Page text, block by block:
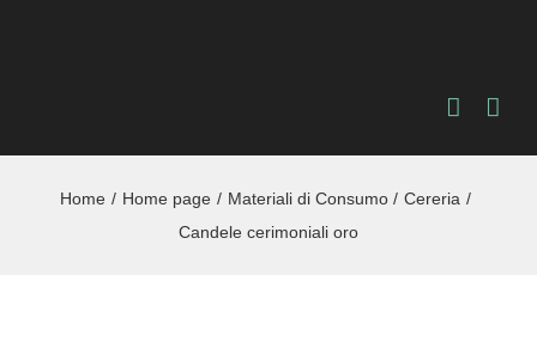
Home Home page Materiali di Consumo
Cereria
Candele cerimoniali oro